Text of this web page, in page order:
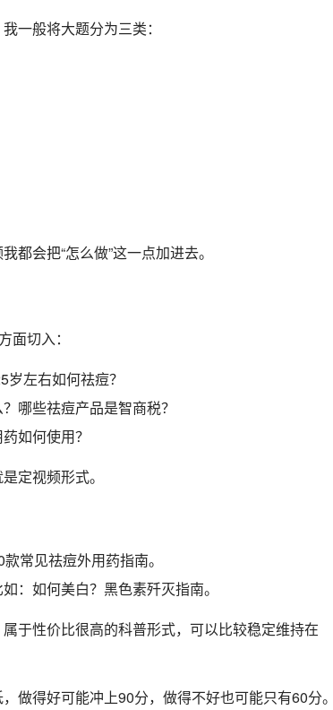
一般将大题分为三类：
会把“怎么做”这一点加进去。
面切入：
左右如何祛痘？
哪些祛痘产品是智商税？
如何使用？
定视频形式。
常见祛痘外用药指南。
：如何美白？黑色素歼灭指南。
于性价比很高的科普形式，可以比较稳定维持在
做得好可能冲上90分，做得不好也可能只有60分